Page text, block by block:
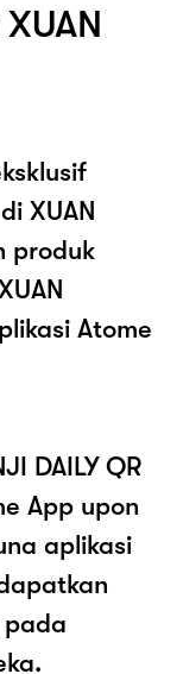
XUAN
produk
Atome
DAILY QR
App upon
aplikasi